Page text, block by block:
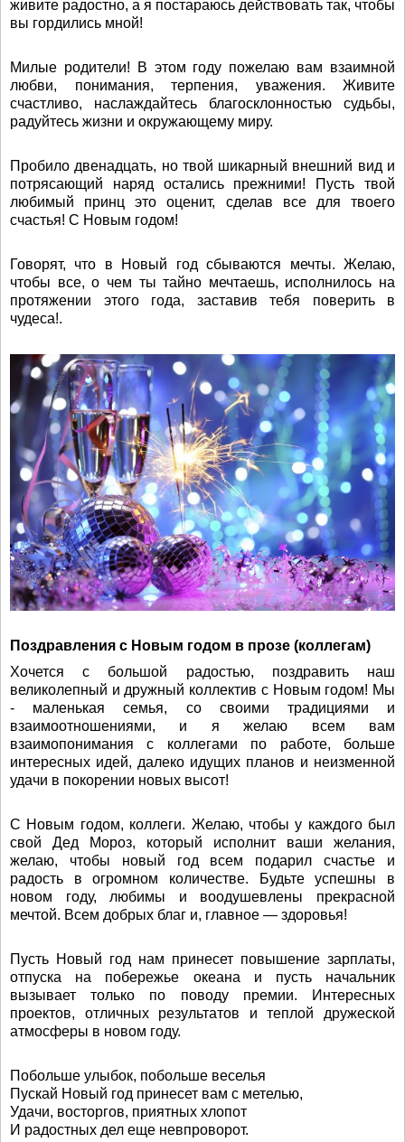
живите радостно, а я постараюсь действовать так, чтобы
вы гордились мной!
Милые родители! В этом году пожелаю вам взаимной
любви, понимания, терпения, уважения. Живите
счастливо, наслаждайтесь благосклонностью судьбы,
радуйтесь жизни и окружающему миру.
Пробило двенадцать, но твой шикарный внешний вид и
потрясающий наряд остались прежними! Пусть твой
любимый принц это оценит, сделав все для твоего
счастья! С Новым годом!
Говорят, что в Новый год сбываются мечты. Желаю,
чтобы все, о чем ты тайно мечтаешь, исполнилось на
протяжении этого года, заставив тебя поверить в
чудеса!.
Поздравления с Новым годом в прозе (коллегам)
Хочется с большой радостью, поздравить наш
великолепный и дружный коллектив с Новым годом! Мы
- маленькая семья, со своими традициями и
взаимоотношениями, и я желаю всем вам
взаимопонимания с коллегами по работе, больше
интересных идей, далеко идущих планов и неизменной
удачи в покорении новых высот!
С Новым годом, коллеги. Желаю, чтобы у каждого был
свой Дед Мороз, который исполнит ваши желания,
желаю, чтобы новый год всем подарил счастье и
радость в огромном количестве. Будьте успешны в
новом году, любимы и воодушевлены прекрасной
мечтой. Всем добрых благ и, главное — здоровья!
Пусть Новый год нам принесет повышение зарплаты,
отпуска на побережье океана и пусть начальник
вызывает только по поводу премии. Интересных
проектов, отличных результатов и теплой дружеской
атмосферы в новом году.
Побольше улыбок, побольше веселья
Пускай Новый год принесет вам с метелью,
Удачи, восторгов, приятных хлопот
И радостных дел еще невпроворот.